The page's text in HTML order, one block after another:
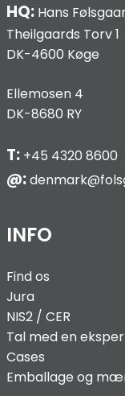
HQ: Hans
Theilgaards Torv 1
DK-4600 Køge
Ellemosen 4
DK-8680 RY
T: +45 4320 8600
@:
INFO
Find os
Jura
NIS2 / CER
Tal med en
Cases
Emballage og